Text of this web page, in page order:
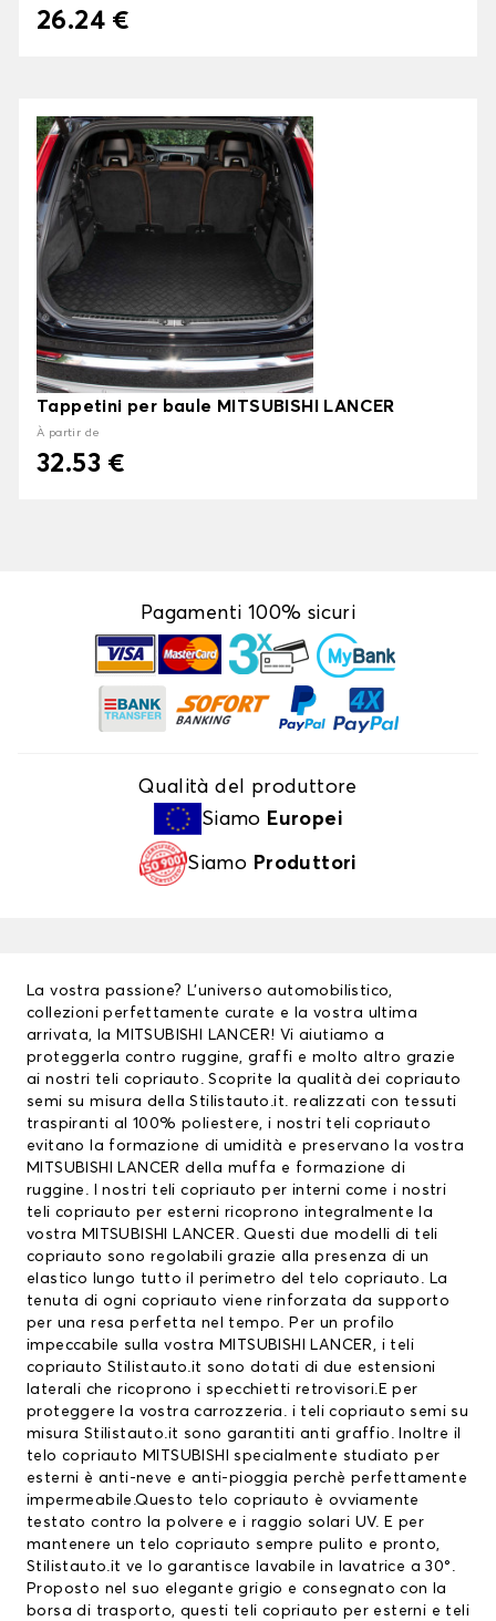
26.24 €
Tappetini per baule MITSUBISHI LANCER
À partir de
32.53 €
Pagamenti 100% sicuri
Qualità del produttore
Siamo Europei
Siamo Produttori
La vostra passione? L’universo automobilistico,
collezioni perfettamente curate e la vostra ultima
arrivata, la MITSUBISHI LANCER! Vi aiutiamo a
proteggerla contro ruggine, graffi e molto altro grazie
ai nostri teli copriauto . Scoprite la qualità dei copriauto
semi su misura della Stilistauto.it. realizzati con tessuti
traspiranti al 100% poliestere, i nostri teli copriauto
evitano la formazione di umidità e preservano la vostra
MITSUBISHI LANCER della muffa e formazione di
ruggine. I nostri teli copriauto per interni come i nostri
teli copriauto per esterni ricoprono integralmente la
vostra MITSUBISHI LANCER. Questi due modelli di teli
copriauto sono regolabili grazie alla presenza di un
elastico lungo tutto il perimetro del telo copriauto. La
tenuta di ogni copriauto viene rinforzata da supporto
per una resa perfetta nel tempo. Per un profilo
impeccabile sulla vostra MITSUBISHI LANCER, i teli
copriauto Stilistauto.it sono dotati di due estensioni
laterali che ricoprono i specchietti retrovisori.E per
proteggere la vostra carrozzeria. i teli copriauto semi su
misura Stilistauto.it sono garantiti anti graffio. Inoltre il
telo copriauto MITSUBISHI
specialmente studiato per
esterni è anti-neve e anti-pioggia perchè perfettamente
impermeabile.Questo telo copriauto è ovviamente
testato contro la polvere e i raggio solari UV. E per
mantenere un telo copriauto sempre pulito e pronto,
Stilistauto.it ve lo garantisce lavabile in lavatrice a 30°.
Proposto nel suo elegante grigio e consegnato con la
borsa di trasporto, questi teli copriauto per esterni e teli